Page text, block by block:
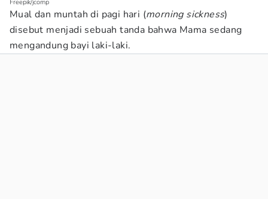
Freepik/jcomp
Mual dan muntah di pagi hari (morning sickness)
disebut menjadi sebuah tanda bahwa Mama sedang
mengandung bayi laki-laki.